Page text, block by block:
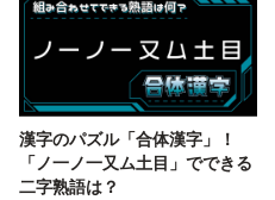
漢字のパズル「合体漢字」！
「ノ一ノ一又ム土目」でできる
二字熟語は？